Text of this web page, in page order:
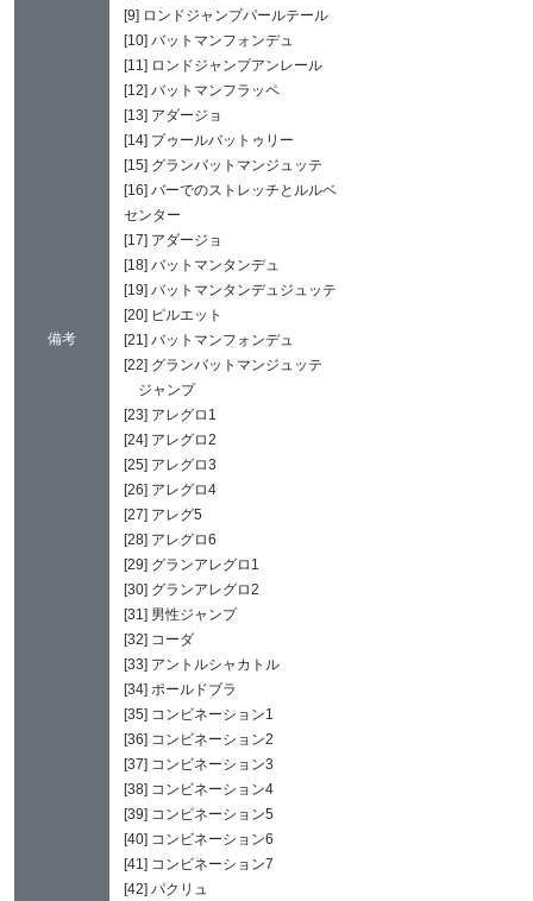
備考
[9] ロンドジャンプパールテール
[10] バットマンフォンデュ
[11] ロンドジャンプアンレール
[12] バットマンフラッペ
[13] アダージョ
[14] プゥールバットゥリー
[15] グランバットマンジュッテ
[16] バーでのストレッチとルルベ
センター
[17] アダージョ
[18] バットマンタンデュ
[19] バットマンタンデュジュッテ
[20] ピルエット
[21] バットマンフォンデュ
[22] グランバットマンジュッテ
ジャンプ
[23] アレグロ1
[24] アレグロ2
[25] アレグロ3
[26] アレグロ4
[27] アレグ5
[28] アレグロ6
[29] グランアレグロ1
[30] グランアレグロ2
[31] 男性ジャンプ
[32] コーダ
[33] アントルシャカトル
[34] ポールドブラ
[35] コンビネーション1
[36] コンビネーション2
[37] コンビネーション3
[38] コンビネーション4
[39] コンビネーション5
[40] コンビネーション6
[41] コンビネーション7
[42] パクリュ